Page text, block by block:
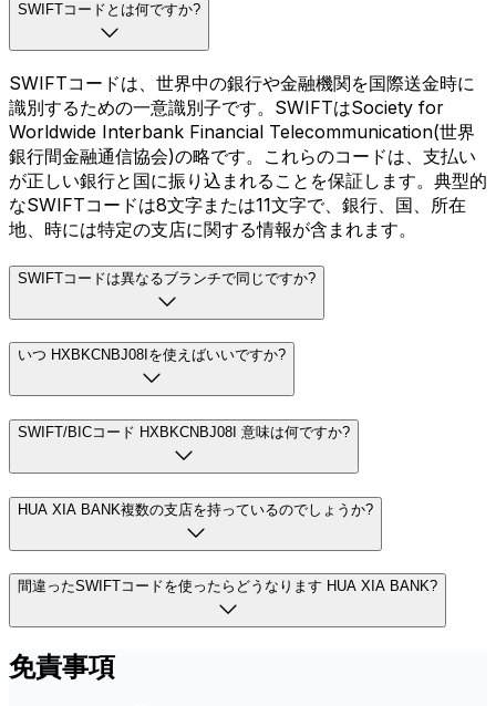
SWIFTコードとは何ですか?
SWIFTコードは、世界中の銀行や金融機関を国際送金時に
識別するための一意識別子です。SWIFTはSociety for
Worldwide Interbank Financial Telecommunication(世界
銀行間金融通信協会)の略です。これらのコードは、支払い
が正しい銀行と国に振り込まれることを保証します。典型的
なSWIFTコードは8文字または11文字で、銀行、国、所在
地、時には特定の支店に関する情報が含まれます。
SWIFTコードは異なるブランチで同じですか?
いつ HXBKCNBJ08Iを使えばいいですか?
SWIFT/BICコード HXBKCNBJ08I 意味は何ですか?
HUA XIA BANK複数の支店を持っているのでしょうか?
間違ったSWIFTコードを使ったらどうなります HUA XIA BANK?
免責事項